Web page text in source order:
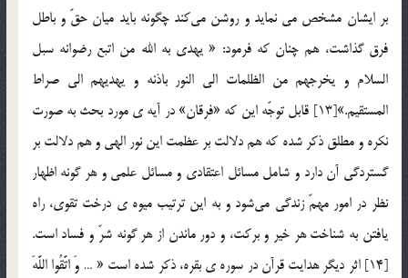
بر ايشان مشخص مي‌ نمايد و روشن مي‌كند چگونه بايد ميان حقّ و باطل
فرق گذاشت، هم چنان كه فرمود: « يهدي به الله من اتبع رضوانه سبل
السلام و يخرجهم من الظلمات الي النور باذنه و يهديهم الي صراط
المستقيم.»[13] قابل توجّه اين كه «فرقان» در آيه ي مورد بحث به صورت
نكره و مطلق ذكر شده كه هم دلالت بر عظمت اين نور الهي و هم دلالت بر
گستردگي آن دارد و شامل مسائل اعتقادي و مسائل علمي و هر گونه اظهار
نظر در امور مهمّ زندگي مي‌شود و به اين ترتيب ميوه ي درخت تقوي، راه
يافتن به شناخت هر خير و بركت، و دور ماندن از هر گونه شرّ و فساد است.
[14] اثر ديگر هدايت قرآن در سوره ي بقره، ذكر شده است « … وَ اتَّقُوا اللَّهَ